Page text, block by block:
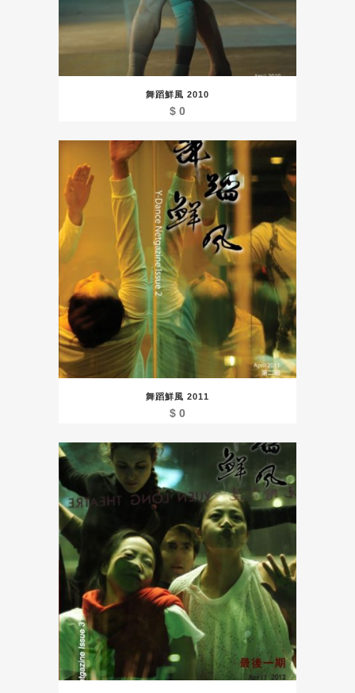
舞蹈鮮風 2010
$ 0
舞蹈鮮風 2011
$ 0